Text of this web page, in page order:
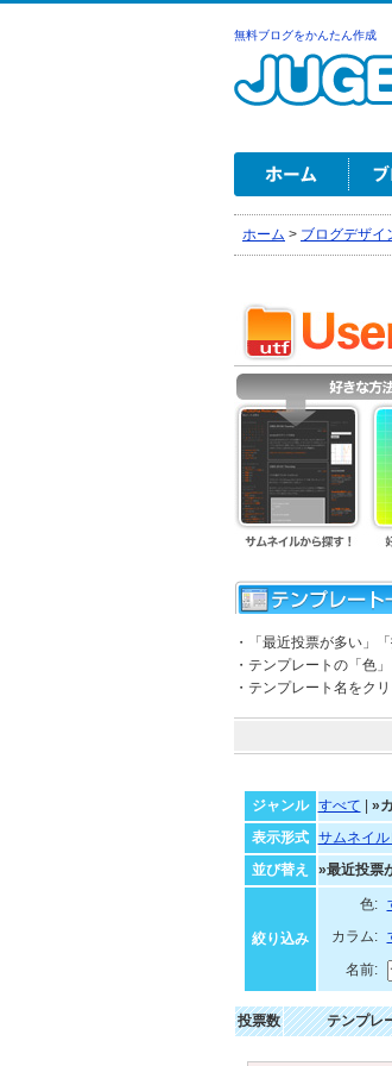
無料ブログをかんたん作成
ホーム > ブログデザイ
・「最近投票が多い」
・テンプレートの「色
・テンプレート名をク
ジャンル
すべて »
表示形式
サムネイ
並び替え
»最近投票
絞り込み
色:
カラム:
名前:
投票数 テンプレ